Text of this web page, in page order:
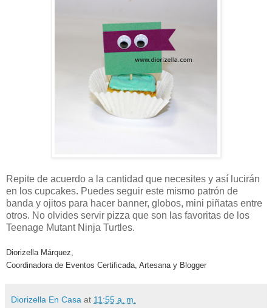
Repite de acuerdo a la cantidad que necesites y así lucirán
en los cupcakes. Puedes seguir este mismo patrón de
banda y ojitos para hacer banner, globos, mini piñatas entre
otros. No olvides servir pizza que son las favoritas de los
Teenage Mutant Ninja Turtles.
Diorizella Márquez,
Coordinadora de Eventos Certificada, Artesana y Blogger
Diorizella En Casa at 11:55 a. m.